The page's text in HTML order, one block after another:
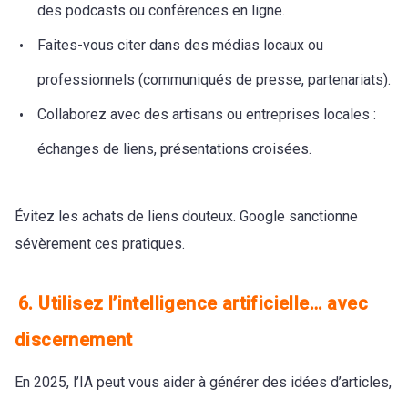
des podcasts ou conférences en ligne.
Faites-vous citer dans des médias locaux ou
professionnels (communiqués de presse, partenariats).
Collaborez avec des artisans ou entreprises locales :
échanges de liens, présentations croisées.
Évitez les achats de liens douteux. Google sanctionne
sévèrement ces pratiques.
6. Utilisez l’intelligence artificielle… avec
discernement
En 2025, l’IA peut vous aider à générer des idées d’articles,